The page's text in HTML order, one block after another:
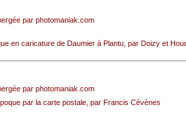
en caricature de Daumier à Plantu, par Doizy et
par la carte postale , par Francis Cévènes